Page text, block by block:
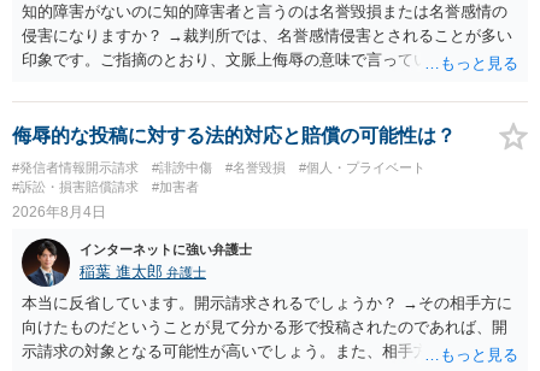
知的障害がないのに知的障害者と言うのは名誉毀損または名誉感情の
侵害になりますか？ →裁判所では、名誉感情侵害とされることが多い
印象です。ご指摘のとおり、文脈上侮辱の意味で言っている点も加味
侮辱的な投稿に対する法的対応と賠償の可能性は？
#発信者情報開示請求 #誹謗中傷 #名誉毀損
#個人・プライベート
#訴訟・損害賠償請求
#加害者
2026年8月4日
インターネットに強い弁護士
稲葉 進太郎 弁護士
本当に反省しています。開示請求されるでしょうか？ →その相手方に
向けたものだということが見て分かる形で投稿されたのであれば、開
示請求の対象となる可能性が高いでしょう。また、相手方の投稿した